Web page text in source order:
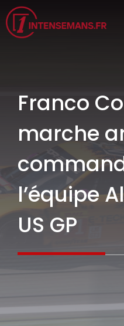
Aller
au
contenu
Franco
marche
l’équipe
US GP